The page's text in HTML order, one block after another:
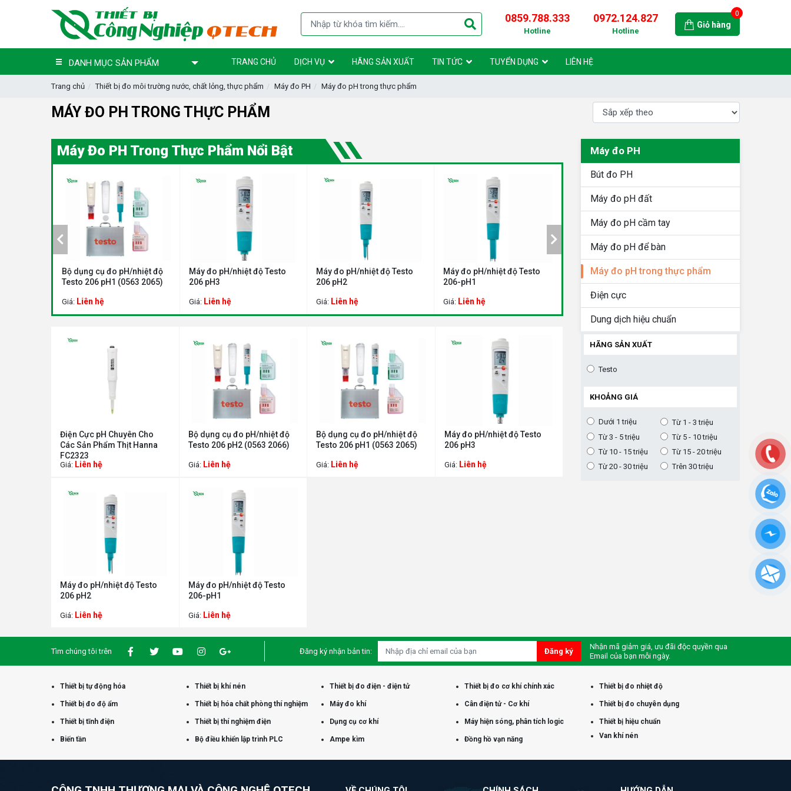
0859.788.333
Hotline
0972.124.827
Hotline
0
Giỏ hàng
DANH MỤC SẢN PHẨM TRANG CHỦ DỊCH VỤ HÃNG SẢN XUẤT TIN TỨC TUYỂN DỤNG LIÊN HỆ
Trang chủ Thiết bị đo môi trường nước, chất lỏng, thực phẩm Máy đo PH Máy đo pH trong thực phẩm
MÁY ĐO PH TRONG THỰC PHẨM
Máy Đo PH Trong Thực Phẩm Nổi Bật
Bộ dụng cụ đo pH/nhiệt độ
Testo 206 pH1 (0563 2065)
Giá: Liên hệ
Máy đo pH/nhiệt độ Testo
206 pH3
Giá: Liên hệ
Máy đo pH/nhiệt độ Testo
206 pH2
Giá: Liên hệ
Máy đo pH/nhiệt độ Testo
206-pH1
Giá: Liên hệ
Bộ dụng cụ đo pH/nhiệt độ
Testo 206 pH2 (0563 2066)
Liên hệ
Bộ dụng cụ đo pH/nhiệt
Testo 206 pH1 (0563
Điện Cực pH Chuyên Cho
Các Sản Phẩm Thịt Hanna
FC2323
Giá: Liên hệ
Bộ dụng cụ đo pH/nhiệt độ
Testo 206 pH2 (0563 2066)
Giá: Liên hệ
Bộ dụng cụ đo pH/nhiệt độ
Testo 206 pH1 (0563 2065)
Giá: Liên hệ
Máy đo pH/nhiệt độ Testo
206 pH3
Giá: Liên hệ
Máy đo pH/nhiệt độ Testo
206 pH2
Giá: Liên hệ
Máy đo pH/nhiệt độ Testo
206-pH1
Giá: Liên hệ
Máy đo PH
Bút đo PH
Máy đo pH đất
Máy đo pH cầm tay
Máy đo pH để bàn
Máy đo pH trong thực phẩm
Điện cực
Dung dịch hiệu chuẩn
HÃNG SẢN XUẤT
Testo
KHOẢNG GIÁ
Dưới 1 triệu
Từ 1 - 3 triệu
Từ 3 - 5 triệu
Từ 5 - 10 triệu
Từ 10 - 15 triệu
Từ 15 - 20 triệu
Từ 20 - 30 triệu
Trên 30 triệu
Tìm chúng tôi trên Đăng ký nhận bản tin: Đăng ký
Nhận mã giảm giá, ưu đãi độc quyền qua
Email của bạn mỗi ngày.
Thiết bị tự động hóa Thiết bị khí nén Thiết bị đo điện - điện tử Thiết bị đo cơ khí chính xác Thiết bị đo nhiệt độ
Thiết bị đo độ ẩm Thiết bị hóa chất phòng thí nghiệm Máy đo khí Cân điện tử - Cơ khí Thiết bị đo chuyên dụng
Thiết bị tĩnh điện Thiết bị thí nghiệm điện Dụng cụ cơ khí Máy hiện sóng, phân tích logic Thiết bị hiệu chuẩn
Biến tần Bộ điều khiển lập trình PLC Ampe kìm Đồng hồ vạn năng Van khí nén